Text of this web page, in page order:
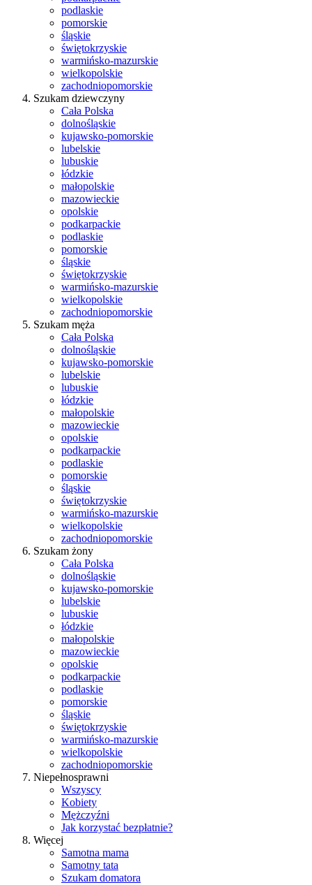
podlaskie
pomorskie
śląskie
świętokrzyskie
warmińsko-mazurskie
wielkopolskie
zachodniopomorskie
Szukam dziewczyny
Cała Polska
dolnośląskie
kujawsko-pomorskie
lubelskie
lubuskie
łódzkie
małopolskie
mazowieckie
opolskie
podkarpackie
podlaskie
pomorskie
śląskie
świętokrzyskie
warmińsko-mazurskie
wielkopolskie
zachodniopomorskie
Szukam męża
Cała Polska
dolnośląskie
kujawsko-pomorskie
lubelskie
lubuskie
łódzkie
małopolskie
mazowieckie
opolskie
podkarpackie
podlaskie
pomorskie
śląskie
świętokrzyskie
warmińsko-mazurskie
wielkopolskie
zachodniopomorskie
Szukam żony
Cała Polska
dolnośląskie
kujawsko-pomorskie
lubelskie
lubuskie
łódzkie
małopolskie
mazowieckie
opolskie
podkarpackie
podlaskie
pomorskie
śląskie
świętokrzyskie
warmińsko-mazurskie
wielkopolskie
zachodniopomorskie
Niepełnosprawni
Wszyscy
Kobiety
Mężczyźni
Jak korzystać bezpłatnie?
Więcej
Samotna mama
Samotny tata
Szukam domatora